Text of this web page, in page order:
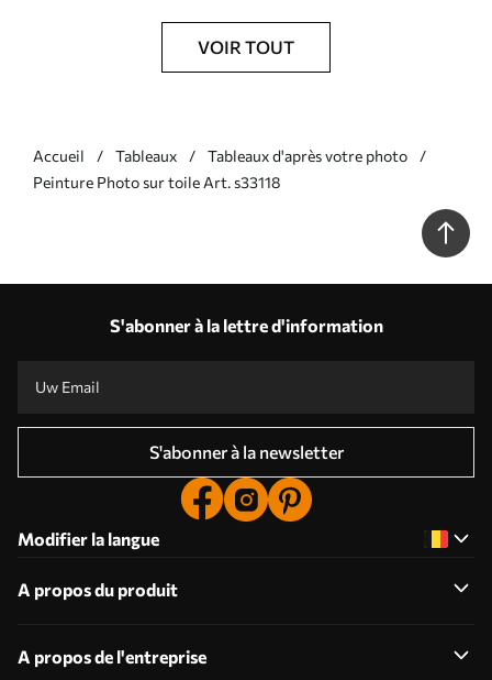
VOIR TOUT
Accueil Tableaux
Tableaux d'après votre photo
Peinture Photo sur toile Art. s33118
S'abonner à la lettre d'information
S'abonner à la newsletter
Modifier la langue
A propos du produit
A propos de l'entreprise